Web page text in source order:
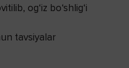
og‘iz bo‘shlig‘i